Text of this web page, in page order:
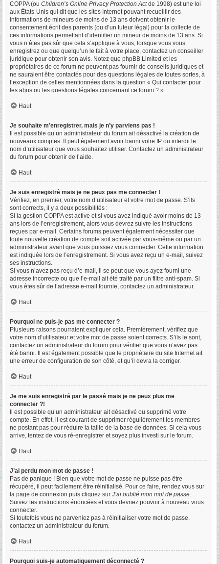
COPPA (ou Children’s Online Privacy Protection Actde 1998) est une loi
aux États-Unis qui dit que les sites Internet pouvant recueillir des
informations de mineurs de moins de 13 ans doivent obtenir le
consentement écrit des parents (ou d’un tuteur légal) pour la collecte de
ces informations permettant d’identifier un mineur de moins de 13 ans. Si
vous n’êtes pas sûr que cela s’applique à vous, lorsque vous vous
enregistrez ou que quelqu’un le fait à votre place, contactez un conseiller
juridique pour obtenir son avis. Notez que phpBB Limited et les
propriétaires de ce forum ne peuvent pas fournir de conseils juridiques et
ne sauraient être contactés pour des questions légales de toutes sortes, à
l’exception de celles mentionnées dans la question « Qui contacter pour
les abus ou les questions légales concernant ce forum ? ».
Haut
Je souhaite m’enregistrer, mais je n’y parviens pas !
Il est possible qu’un administrateur du forum ait désactivé la création de
nouveaux comptes. Il peut également avoir banni votre IP ou interdit le
nom d’utilisateur que vous souhaitez utiliser. Contactez un administrateur
du forum pour obtenir de l’aide.
Haut
Je suis enregistré mais je ne peux pas me connecter !
Vérifiez, en premier, votre nom d’utilisateur et votre mot de passe. S’ils
sont corrects, il y a deux possibilités :
Si la gestion COPPA est active et si vous avez indiqué avoir moins de 13
ans lors de l’enregistrement, alors vous devrez suivre les instructions
reçues par e-mail. Certains forums peuvent également nécessiter que
toute nouvelle création de compte soit activée par vous-même ou par un
administrateur avant que vous puissiez vous connecter. Cette information
est indiquée lors de l’enregistrement. Si vous avez reçu un e-mail, suivez
ses instructions.
Si vous n’avez pas reçu d’e-mail, il se peut que vous ayez fourni une
adresse incorrecte ou que l’e-mail ait été traité par un filtre anti-spam. Si
vous êtes sûr de l’adresse e-mail fournie, contactez un administrateur.
Haut
Pourquoi ne puis-je pas me connecter ?
Plusieurs raisons pourraient expliquer cela. Premièrement, vérifiez que
votre nom d’utilisateur et votre mot de passe soient corrects. S’ils le sont,
contactez un administrateur du forum pour vérifier que vous n’avez pas
été banni. Il est également possible que le propriétaire du site Internet ait
une erreur de configuration de son côté, et qu’il devra la corriger.
Haut
Je me suis enregistré par le passé mais je ne peux plus me
connecter ?!
Il est possible qu’un administrateur ait désactivé ou supprimé votre
compte. En effet, il est courant de supprimer régulièrement les membres
ne postant pas pour réduire la taille de la base de données. Si cela vous
arrive, tentez de vous ré-enregistrer et soyez plus investi sur le forum.
Haut
J’ai perdu mon mot de passe !
Pas de panique ! Bien que votre mot de passe ne puisse pas être
récupéré, il peut facilement être réinitialisé. Pour ce faire, rendez vous sur
la page de connexion puis cliquez sur J’ai oublié mon mot de passe.
Suivez les instructions énoncées et vous devriez pouvoir à nouveau vous
connecter.
Si toutefois vous ne parveniez pas à réinitialiser votre mot de passe,
contactez un administrateur du forum.
Haut
Pourquoi suis-je automatiquement déconnecté ?